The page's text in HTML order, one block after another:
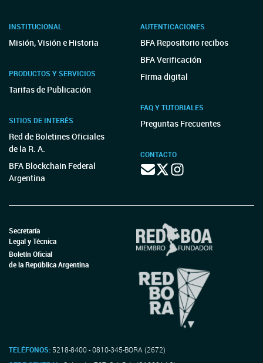
INSTITUCIONAL
Misión, Visión e Historia
PRODUCTOS Y SERVICIOS
Tarifas de Publicación
SITIOS DE INTERÉS
Red de Boletines Oficiales
de la R. A.
BFA Blockchain Federal
Argentina
AUTENTICACIONES
BFA Repositorio recibos
BFA Verificación
Firma digital
FAQ Y TUTORIALES
Preguntas Frecuentes
CONTACTO
Secretaría
Legal y Técnica
Boletín Oficial
de la República Argentina
TELÉFONOS: 5218-8400 - 0810-345-BORA (2672)